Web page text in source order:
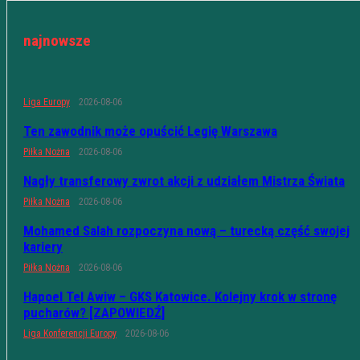
najnowsze
Liga Europy 2026-08-06
Ten zawodnik może opuścić Legię Warszawa
Piłka Nożna 2026-08-06
Nagły transferowy zwrot akcji z udziałem Mistrza Świata
Piłka Nożna 2026-08-06
Mohamed Salah rozpoczyna nową – turecką część swojej
kariery
Piłka Nożna 2026-08-06
Hapoel Tel Awiw – GKS Katowice. Kolejny krok w stronę
pucharów? [ZAPOWIEDŹ]
Liga Konferencji Europy 2026-08-06